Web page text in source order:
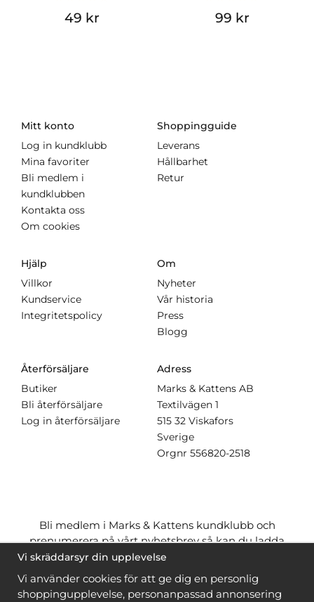
49 kr 99 kr
Mitt konto
Log in kundklubb
Mina favoriter
Bli medlem i
kundklubben
Kontakta oss
Om cookies
Shoppingguide
Leverans
Hållbarhet
Retur
Hjälp
Villkor
Kundservice
Integritetspolicy
Om
Nyheter
Vår historia
Press
Blogg
Återförsäljare
Butiker
Bli återförsäljare
Log in återförsäljare
Adress
Marks & Kattens AB
Textilvägen 1
515 32 Viskafors
Sverige
Orgnr 556820-2518
Bli medlem i Marks & Kattens kundklubb och
prenumerera på vårt nyhetsbrev så kan du ladda
ner många mönstergratisoch få många
när du handlar garn till mönstret. Du ser vilka som
ärgratis när du ärinloggad.
Vi skräddarsyr din upplevelse
Vi använder cookies för att ge dig en personlig
shoppingupplevelse, personanpassad annonsering